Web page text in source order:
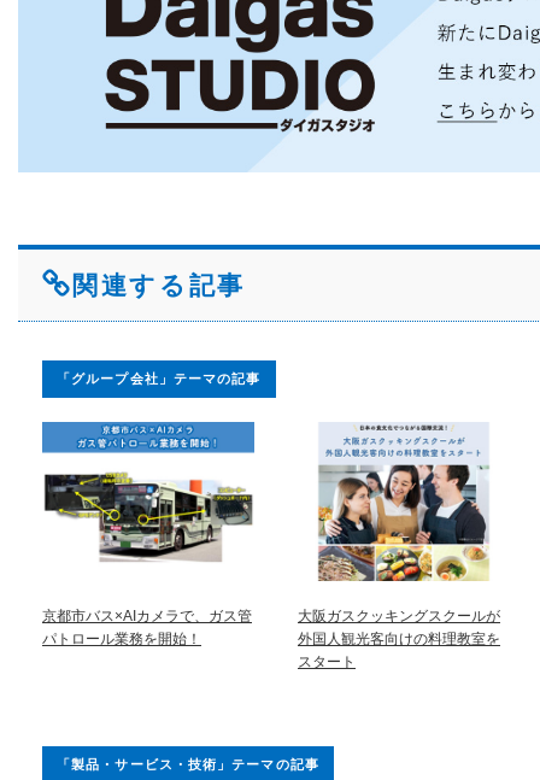
関連する記事
「グループ会社」テーマの記事
京都市バス×AIカメラで、ガス管
パトロール業務を開始！
大阪ガスクッキングスクールが
外国人観光客向けの料理教室を
スタート
「製品・サービス・技術」テーマの記事